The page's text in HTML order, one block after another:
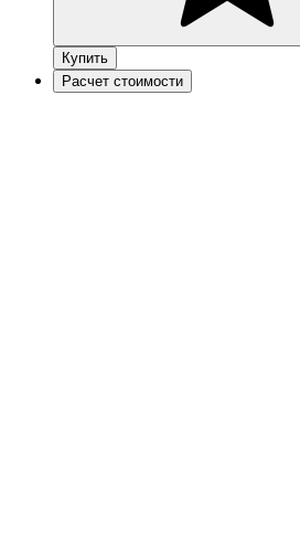
Купить
Расчет стоимости